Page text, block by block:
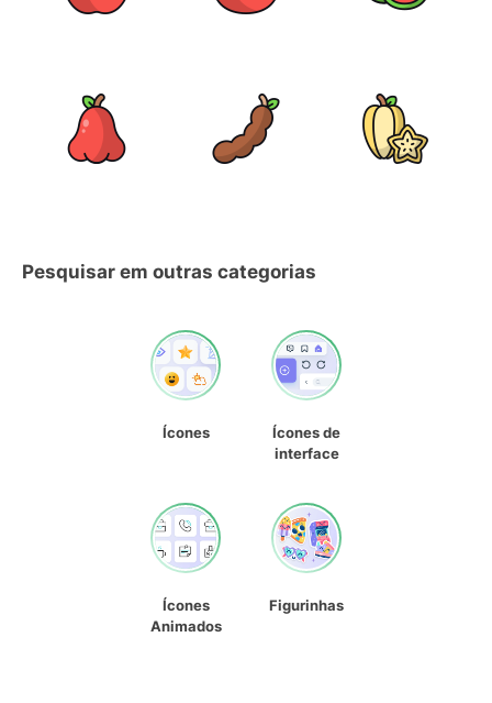
Pesquisar em outras categorias
Ícones
Ícones de
interface
Ícones
Animados
Figurinhas